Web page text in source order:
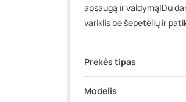
apsaugą ir valdymą|Du
variklis be šepetėlių ir
Prekės tipas
Modelis